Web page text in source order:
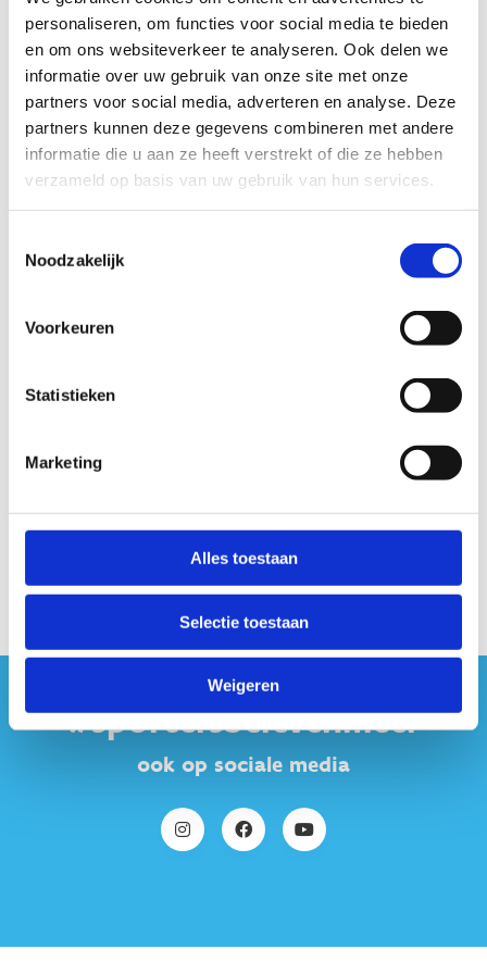
personaliseren, om functies voor social media te bieden
en om ons websiteverkeer te analyseren. Ook delen we
informatie over uw gebruik van onze site met onze
partners voor social media, adverteren en analyse. Deze
partners kunnen deze gegevens combineren met andere
informatie die u aan ze heeft verstrekt of die ze hebben
verzameld op basis van uw gebruik van hun services.
Noodzakelijk
Voorkeuren
Statistieken
Marketing
Alles toestaan
Selectie toestaan
Weigeren
profs. Of je nu een absolute beginner bent of al
wat ervaring hebt: iedereen vindt er zijn plek.
Starterssessies & vrije trainingen
Tijdens onze starterssessiesleer je stap voor stap
de technieken van het baanwielrennen onder
begeleiding van een gediplomeerde initiator. Ideaal
Wil je liever zelfstandig trainen? Dan kan je ook
eenpistefiets huren
. Heb je zelf een pistefiets en
Vrije pistetrainingen in Heusden-Zolder
#sportersbelevenmeer
ook op sociale media